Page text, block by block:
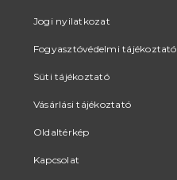
Jogi nyilatkozat
Fogyasztóvédelmi tájékoztató
Süti tájékoztató
Vásárlási tájékoztató
Oldaltérkép
Kapcsolat